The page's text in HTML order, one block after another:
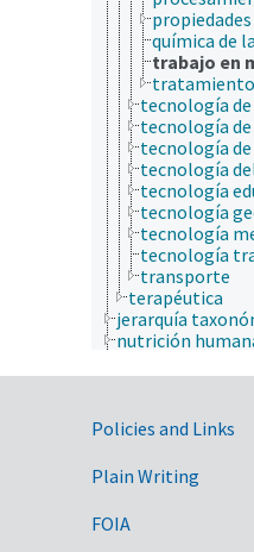
química de
trabajo en
tratamiento
tecnología
tecnología
tecnología
tecnología
tecnología
tecnología
tecnología
tecnología
transporte
terapéutica
jerarquía
nutrición
recursos
zonas geográficas
Policies and Links
Plain Writing
FOIA